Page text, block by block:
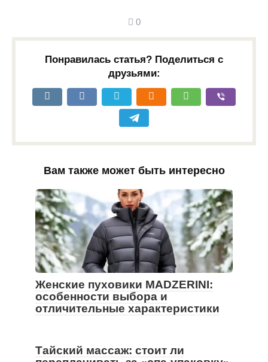
0
Понравилась статья? Поделиться с
друзьями:
Вам также может быть интересно
Женские пуховики MADZERINI:
особенности выбора и
отличительные характеристики
Тайский массаж: стоит ли